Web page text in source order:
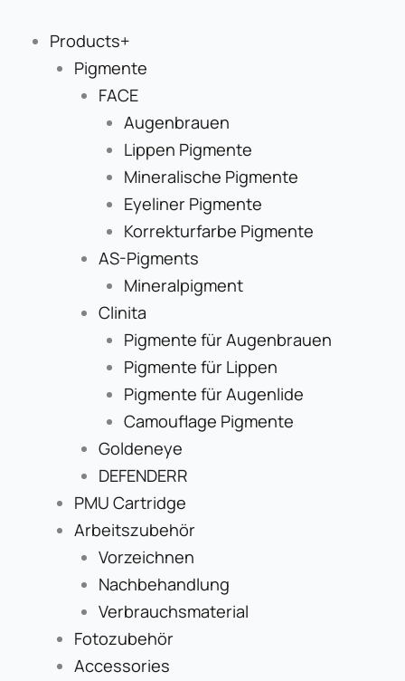
Inhalt
springen
Products+
Pigmente
FACE
Augenbrauen
Lippen Pigmente
Mineralische Pigmente
Eyeliner Pigmente
Korrekturfarbe Pigmente
AS-Pigments
Mineralpigment
Clinita
Pigmente für Augenbrauen
Pigmente für Lippen
Pigmente für Augenlide
Camouflage Pigmente
Goldeneye
DEFENDERR
PMU Cartridge
Arbeitszubehör
Vorzeichnen
Nachbehandlung
Verbrauchsmaterial
Fotozubehör
Accessories